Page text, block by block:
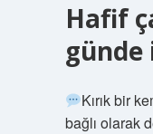
Hafif
günde
Kırık bir
bağlı olarak